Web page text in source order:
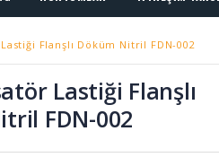
Flanşlı Döküm Nitril FDN-002
Lastiği Flanşlı
FDN-002